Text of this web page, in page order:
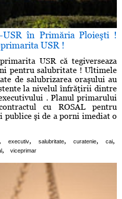
în Primăria Ploieşti !
USR !
USR că tegiverseaza
pentru salubritate ! Ultimele
de salubrizarea oraşului au
la nivelul înfrăţirii dintre
. Planul primarului
cu ROSAL pentru
publice şi de a porni imediat o
, executiv, salubritate, curatenie, cai,
, viceprimar